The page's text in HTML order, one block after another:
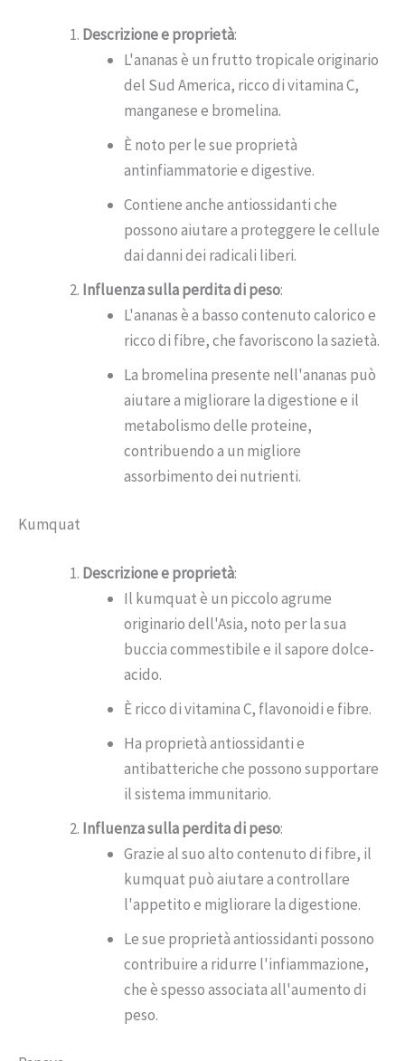
Descrizione e proprietà:
L'ananas è un frutto tropicale originario
del Sud America, ricco di vitamina C,
manganese e bromelina.
È noto per le sue proprietà
antinfiammatorie e digestive.
Contiene anche antiossidanti che
possono aiutare a proteggere le cellule
dai danni dei radicali liberi.
Influenza sulla perdita di peso:
L'ananas è a basso contenuto calorico e
ricco di fibre, che favoriscono la sazietà.
La bromelina presente nell'ananas può
aiutare a migliorare la digestione e il
metabolismo delle proteine,
contribuendo a un migliore
assorbimento dei nutrienti.
Kumquat
Descrizione e proprietà:
Il kumquat è un piccolo agrume
originario dell'Asia, noto per la sua
buccia commestibile e il sapore dolce-
acido.
È ricco di vitamina C, flavonoidi e fibre.
Ha proprietà antiossidanti e
antibatteriche che possono supportare
il sistema immunitario.
Influenza sulla perdita di peso:
Grazie al suo alto contenuto di fibre, il
kumquat può aiutare a controllare
l'appetito e migliorare la digestione.
Le sue proprietà antiossidanti possono
contribuire a ridurre l'infiammazione,
che è spesso associata all'aumento di
peso.